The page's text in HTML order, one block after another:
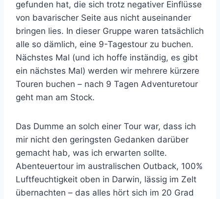
gefunden hat, die sich trotz negativer Einflüsse
von bavarischer Seite aus nicht auseinander
bringen lies. In dieser Gruppe waren tatsächlich
alle so dämlich, eine 9-Tagestour zu buchen.
Nächstes Mal (und ich hoffe inständig, es gibt
ein nächstes Mal) werden wir mehrere kürzere
Touren buchen – nach 9 Tagen Adventuretour
geht man am Stock.
Das Dumme an solch einer Tour war, dass ich
mir nicht den geringsten Gedanken darüber
gemacht hab, was ich erwarten sollte.
Abenteuertour im australischen Outback, 100%
Luftfeuchtigkeit oben in Darwin, lässig im Zelt
übernachten – das alles hört sich im 20 Grad